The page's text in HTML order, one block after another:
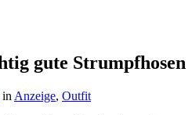
gute Strumpfhosen
in Anzeige, Outfit